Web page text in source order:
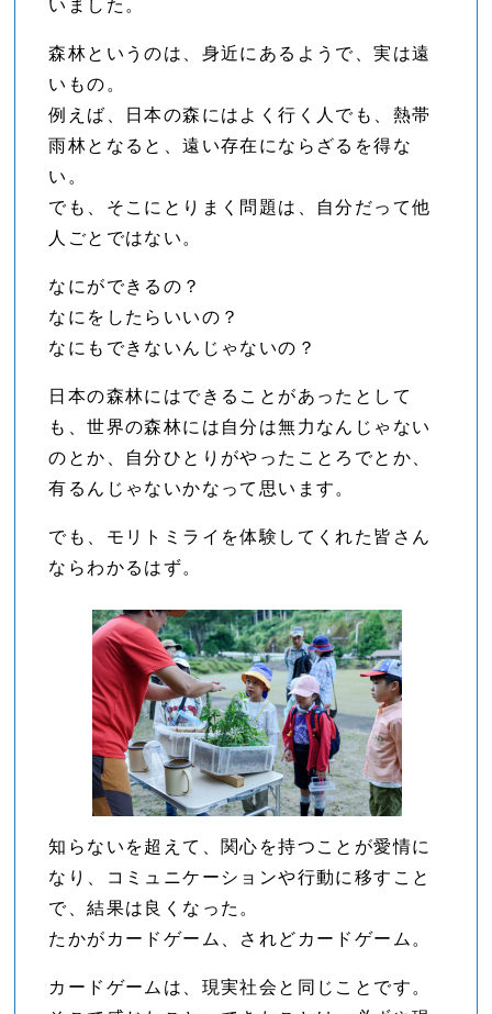
いました。
森林というのは、身近にあるようで、実は遠
いもの。
例えば、日本の森にはよく行く人でも、熱帯
雨林となると、遠い存在にならざるを得な
い。
でも、そこにとりまく問題は、自分だって他
人ごとではない。
なにができるの？
なにをしたらいいの？
なにもできないんじゃないの？
日本の森林にはできることがあったとして
も、世界の森林には自分は無力なんじゃない
のとか、自分ひとりがやったことろでとか、
有るんじゃないかなって思います。
でも、モリトミライを体験してくれた皆さん
ならわかるはず。
知らないを超えて、関心を持つことが愛情に
なり、コミュニケーションや行動に移すこと
で、結果は良くなった。
たかがカードゲーム、されどカードゲーム。
カードゲームは、現実社会と同じことです。